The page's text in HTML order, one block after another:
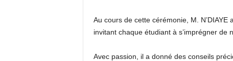
Au cours de cette cérémonie, M. N’DIAYE
invitant chaque étudiant à s’imprégner de
Avec passion, il a donné des conseils